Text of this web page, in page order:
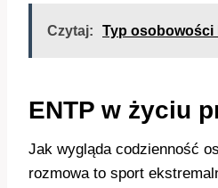
Czytaj: Typ osobowości
ENTP w życiu
Jak wygląda codzienność
rozmowa to sport